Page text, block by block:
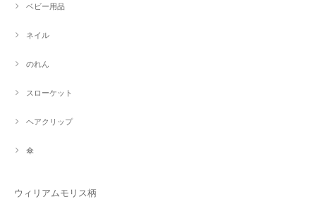
ベビー用品
ネイル
のれん
スローケット
ヘアクリップ
傘
ウィリアムモリス柄